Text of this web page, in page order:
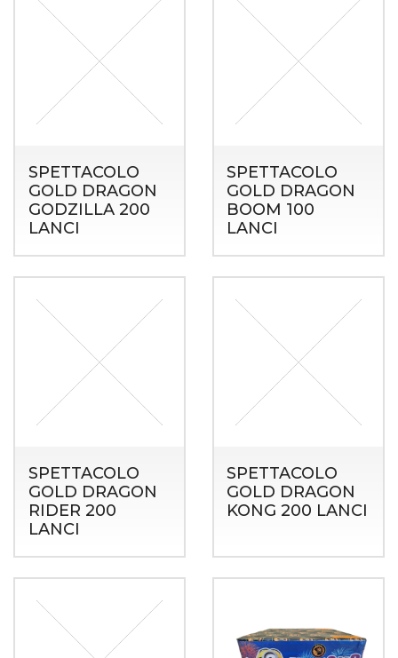
SPETTACOLO
GOLD DRAGON
GODZILLA 200
LANCI
SPETTACOLO
GOLD DRAGON
BOOM 100
LANCI
SPETTACOLO
GOLD DRAGON
RIDER 200
LANCI
SPETTACOLO
GOLD DRAGON
KONG 200 LANCI